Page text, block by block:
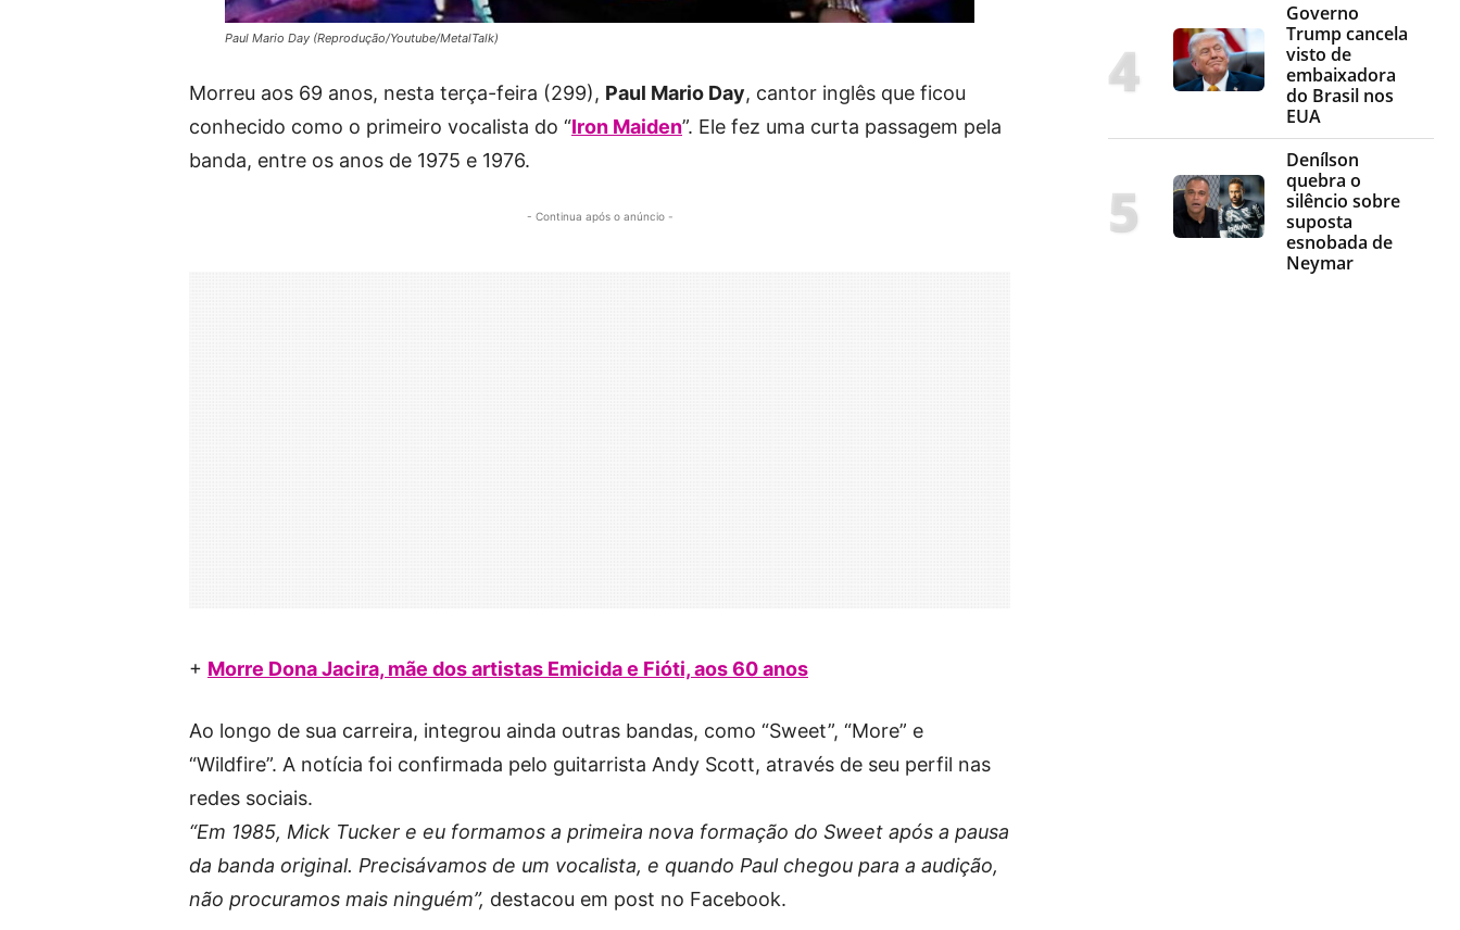
Paul Mario Day (Reprodução/Youtube/MetalTalk)
Morreu aos 69 anos, nesta terça-feira (299), Paul Mario Day, cantor inglês que ficou
conhecido como o primeiro vocalista do “Iron Maiden”. Ele fez uma curta passagem pela
banda, entre os anos de 1975 e 1976.
- Continua após o anúncio -
+ Morre Dona Jacira, mãe dos artistas Emicida e Fióti, aos 60 anos
Ao longo de sua carreira, integrou ainda outras bandas, como “Sweet”, “More” e
“Wildfire”. A notícia foi confirmada pelo guitarrista Andy Scott, através de seu perfil nas
redes sociais.
“Em 1985, Mick Tucker e eu formamos a primeira nova formação do Sweet após a pausa
da banda original. Precisávamos de um vocalista, e quando Paul chegou para a audição,
não procuramos mais ninguém”, destacou em post no Facebook.
Governo
Trump cancela
visto de
embaixadora
do Brasil nos
EUA
Denílson
quebra o
silêncio sobre
suposta
esnobada de
Neymar